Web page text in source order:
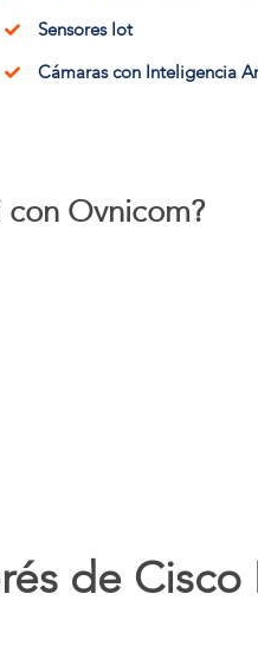
Sensores Iot
Cámaras con Inteligencia
Ovnicom?
de Cisco